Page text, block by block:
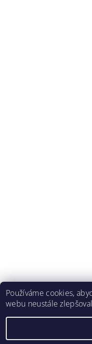
Používáme cookies,
webu neustále